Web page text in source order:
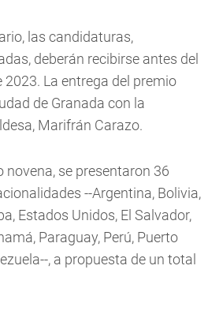
las candidaturas,
deberán recibirse antes del
2023. La entrega del premio
de Granada con la
Marifrán Carazo.
novena, se presentaron 36
--Argentina, Bolivia,
Estados Unidos, El Salvador,
Paraguay, Perú, Puerto
, a propuesta de un total